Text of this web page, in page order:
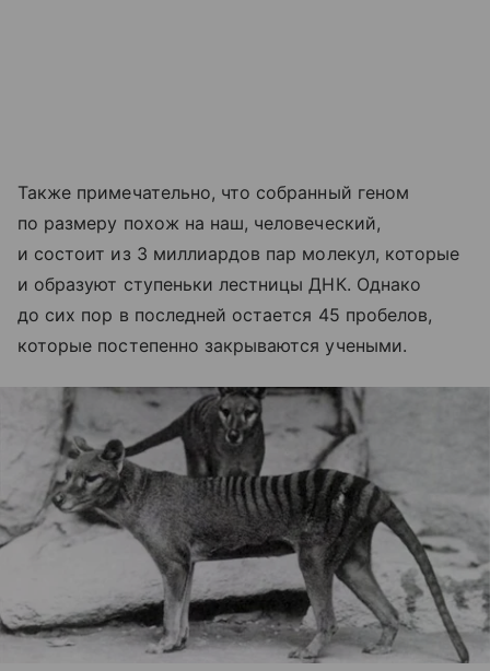
Также примечательно, что собранный геном
по размеру похож на наш, человеческий,
и состоит из 3 миллиардов пар молекул, которые
и образуют ступеньки лестницы ДНК. Однако
до сих пор в последней остается 45 пробелов,
которые постепенно закрываются учеными.